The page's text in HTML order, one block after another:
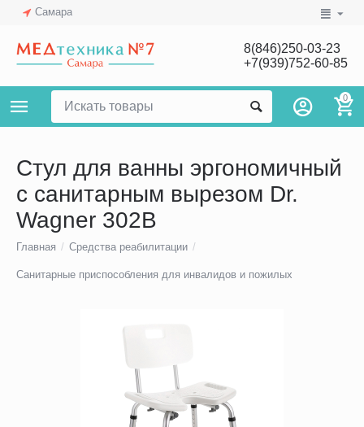
Самара
8(846)250-03-23
+7(939)752-60-85
0
Стул для ванны эргономичный
с санитарным вырезом Dr.
Wagner 302B
Главная / Средства реабилитации /
Санитарные приспособления для инвалидов и пожилых